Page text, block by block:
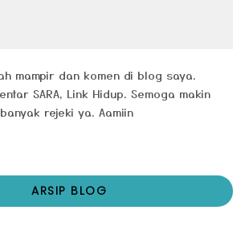
mampir dan komen di blog saya.
SARA, Link Hidup. Semoga makin
rejeki ya. Aamiin
ARSIP BLOG